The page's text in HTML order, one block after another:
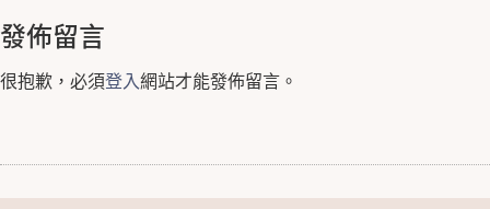
發佈留言
很抱歉，必須登入網站才能發佈留言。